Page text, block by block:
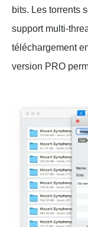
bits. Les torrents
support multi-
téléchargement
version PRO